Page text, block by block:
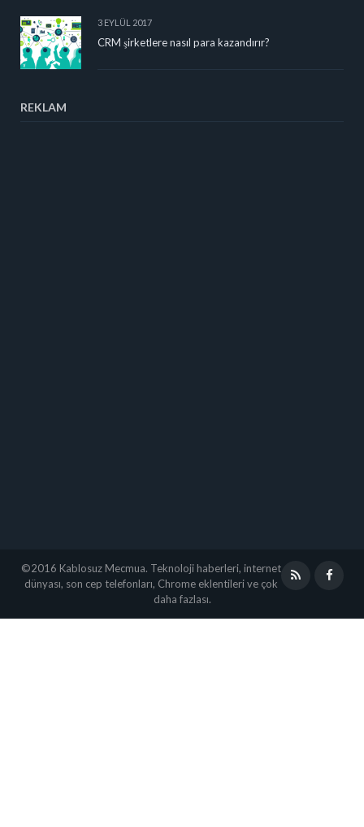
3 EYLÜL 2017
CRM şirketlere nasıl para kazandırır?
REKLAM
RSS
©2016 Kablosuz Mecmua. Teknoloji haberleri, internet
dünyası, son cep telefonları, Chrome eklentileri ve çok
daha fazlası.